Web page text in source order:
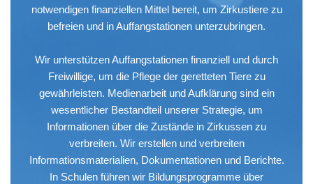
notwendigen finanziellen Mittel bereit, um Zirkustiere zu
befreien und in Auffangstationen unterzubringen.
Wir unterstützen Auffangstationen finanziell und durch
Freiwillige, um die Pflege der geretteten Tiere zu
gewährleisten. Medienarbeit und Aufklärung sind ein
wesentlicher Bestandteil unserer Strategie, um
Informationen über die Zustände in Zirkussen zu
verbreiten. Wir erstellen und verbreiten
Informationsmaterialien, Dokumentationen und Berichte.
In Schulen führen wir Bildungsprogramme über